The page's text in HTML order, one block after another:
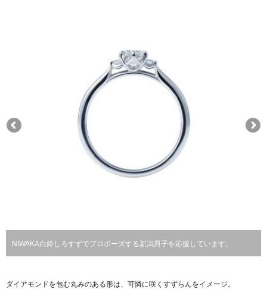
NIWAKA白鈴しろすずでプロポーズする新潟男子を応援しています。
ダイアモンドを包む丸みのある形は、可憐に咲くすずらんをイメージ。